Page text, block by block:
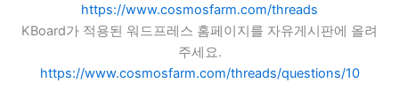
https://www.cosmosfarm.com/threads
KBoard가 적용된 워드프레스 홈페이지를 자유게시판에 올려
주세요.
https://www.cosmosfarm.com/threads/questions/10